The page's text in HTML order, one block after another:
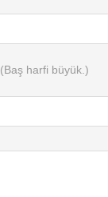
(Baş harfi büyük.)